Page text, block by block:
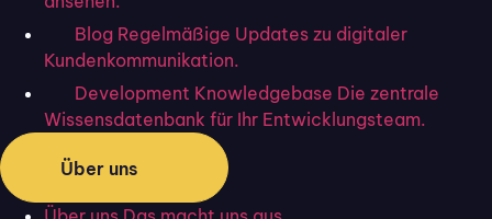
Blog Regelmäßige Updates zu digitaler
Kundenkommunikation.
Development Knowledgebase Die zentrale
Wissensdatenbank für Ihr Entwicklungsteam.
Über uns
vorliegen.
Um später eine Signatur einfügen zu können, muss
zuerst eine Signaturzeile, die einem typischen
Signatur Platzhalter in einem gedruckten
Dokument ähnelt, in die Excel-Datei eingefügt
werden.Das gelingt in folgenden Schritten:
Die Registerkarte “Einfügen” anklicken und